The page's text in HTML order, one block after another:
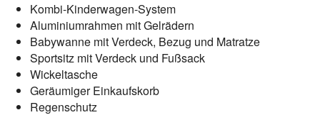
Kombi-Kinderwagen-System
Aluminiumrahmen mit Gelrädern
Babywanne mit Verdeck, Bezug und Matratze
Sportsitz mit Verdeck und Fußsack
Wickeltasche
Geräumiger Einkaufskorb
Regenschutz